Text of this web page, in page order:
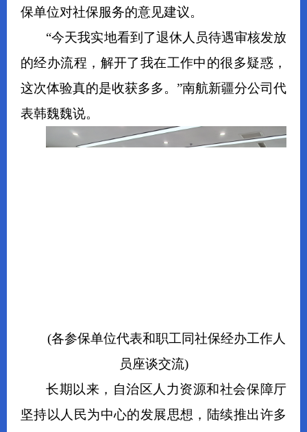
保单位对社保服务的意见建议。
“今天我实地看到了退休人员待遇审核发放
的经办流程，解开了我在工作中的很多疑惑，
这次体验真的是收获多多。”南航新疆分公司代
表韩魏魏说。
(各参保单位代表和职工同社保经办工作人
员座谈交流)
长期以来， 自治区人力资源和社会保障厅
坚持以人民为中心的发展思想，陆续推出许多